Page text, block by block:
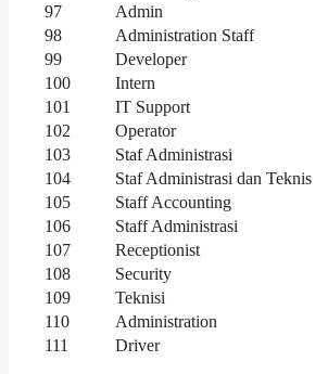
97
Admin
98
Administration Staff
99
Developer
100
Intern
101
IT Support
102
Operator
103
Staf Administrasi
104
Staf Administrasi dan Teknis
105
Staff Accounting
106
Staff Administrasi
107
Receptionist
108
Security
109
Teknisi
110
Administration
111
Driver